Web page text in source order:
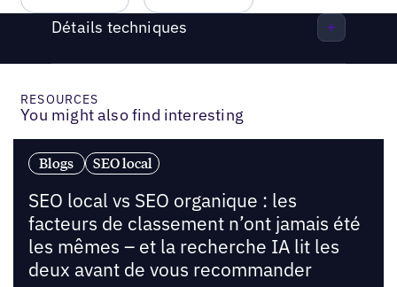
Détails techniques
RESOURCES
You might also find interesting
Blogs SEO local
SEO local vs SEO organique : les
facteurs de classement n’ont jamais été
les mêmes – et la recherche IA lit les
deux avant de vous recommander